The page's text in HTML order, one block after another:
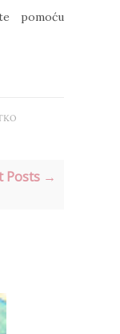
pomoću
Posts →